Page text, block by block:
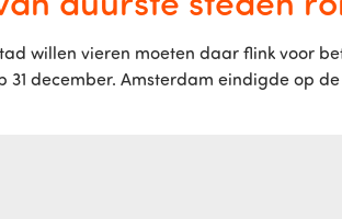
willen vieren moeten daar flink voor
31 december. Amsterdam eindigde op